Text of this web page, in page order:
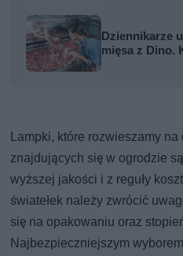
Dziennikarze
mięsa z Dino.
Lampki, które rozwieszamy
znajdujących się w ogrodzie
wyższej jakości i z reguły
światełek należy zwrócić
się na opakowaniu oraz
Najbezpieczniejszym